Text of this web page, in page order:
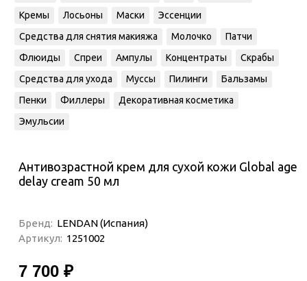
Кремы
Лосьоны Маски
Эссенции
Средства для снятия макияжа
Молочко
Патчи
Флюиды
Спреи Ампулы Концентраты
Скрабы
Средства для ухода
Муссы Пилинги
Бальзамы
Пенки
Филлеры
Декоративная косметика
Эмульсии
Антивозрастной крем для сухой кожи Global age
delay cream 50 мл
Бренд: LENDAN (Испания)
Артикул: 1251002
7 700 ₽